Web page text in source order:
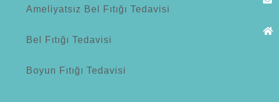
Ameliyatsız Bel Fıtığı Tedavisi
Bel Fıtığı Tedavisi
Boyun Fıtığı Tedavisi